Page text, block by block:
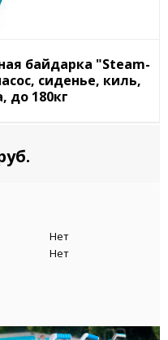
байдарка "Steam-
сиденье, киль,
до 180кг
Нет
Нет